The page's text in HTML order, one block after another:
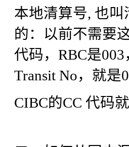
本地清算号, 也
的：以前不需要
代码，RBC是
Transit No，就是
CIBC的CC 代码